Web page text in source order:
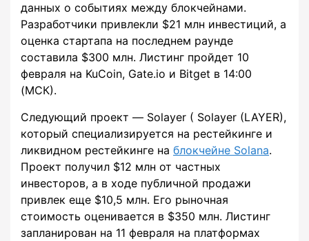
данных о событиях между блокчейнами.
Разработчики привлекли $21 млн инвестиций, а
оценка стартапа на последнем раунде
составила $300 млн. Листинг пройдет 10
февраля на KuCoin, Gate.io и Bitget в 14:00
(МСК).
Следующий проект — Solayer ( Solayer (LAYER),
который специализируется на рестейкинге и
ликвидном рестейкинге на блокчейне Solana.
Проект получил $12 млн от частных
инвесторов, а в ходе публичной продажи
привлек еще $10,5 млн. Его рыночная
стоимость оценивается в $350 млн. Листинг
запланирован на 11 февраля на платформах